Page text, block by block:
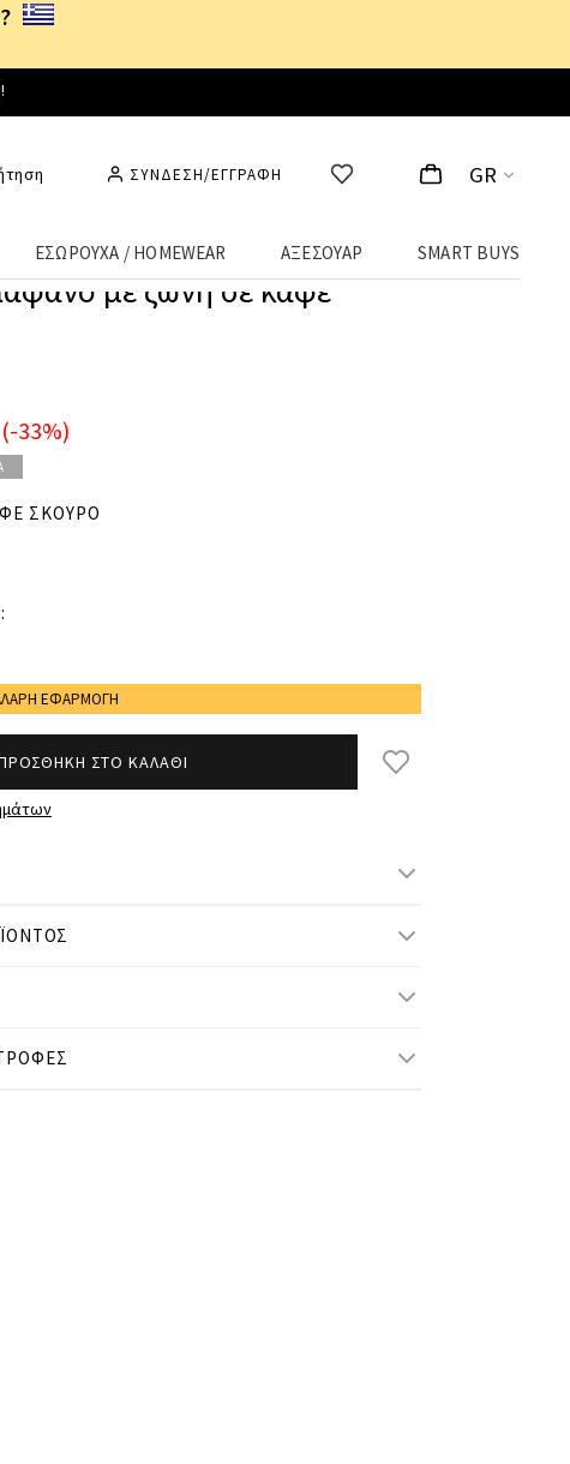
ΣΥΝΔΕΣΗ/ΕΓΓΡΑΦΗ GR
ΕΣΩΡΟΥΧΑ / HOMEWEAR ΑΞΕΣΟΥΑΡ SMART BUYS
με ζώνη σε καφέ
(-33%)
ΣΚΟΥΡΟ
ΕΦΑΡΜΟΓΗ
ΣΤΟ ΚΑΛΑΘΙ